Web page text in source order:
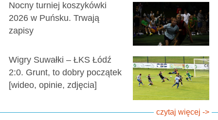
Nocny turniej koszykówki
2026 w Puńsku. Trwają
zapisy
Wigry Suwałki – ŁKS Łódź
2:0. Grunt, to dobry początek
[wideo, opinie, zdjęcia]
czytaj więcej ->